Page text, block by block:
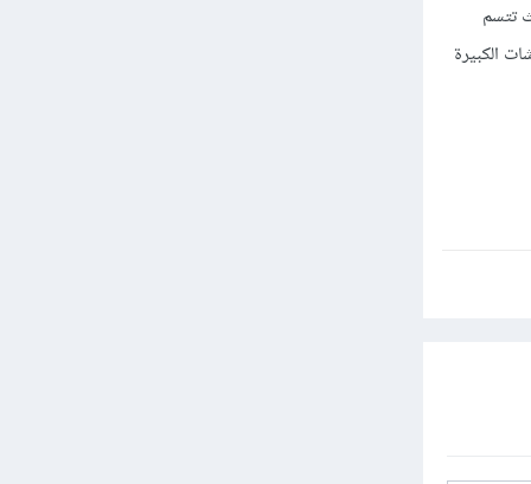
تتسم
الكبيرة